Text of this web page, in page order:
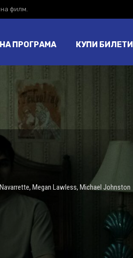
филм.
ПРОГРАМА КУПИ БИЛЕТИ
, Megan Lawless, Michael Johnston